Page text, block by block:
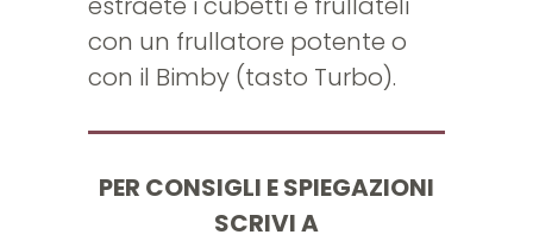
con un frullatore potente o
con il Bimby (tasto Turbo).
PER CONSIGLI E SPIEGAZIONI
SCRIVI A